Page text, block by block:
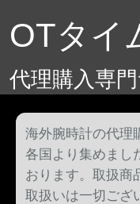
OTタイ
代理購入専
海外腕時計の代理
各国より集めまし
おります。取扱商
取扱いは一切ござ